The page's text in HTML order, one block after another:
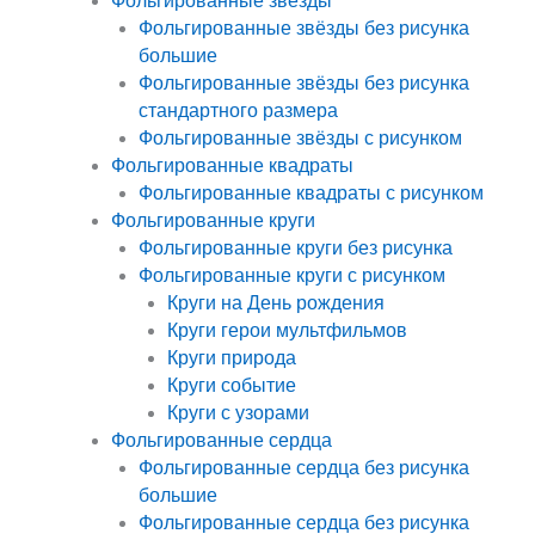
Фольгированные звёзды без рисунка
большие
Фольгированные звёзды без рисунка
стандартного размера
Фольгированные звёзды с рисунком
Фольгированные квадраты
Фольгированные квадраты с рисунком
Фольгированные круги
Фольгированные круги без рисунка
Фольгированные круги с рисунком
Круги на День рождения
Круги герои мультфильмов
Круги природа
Круги событие
Круги с узорами
Фольгированные сердца
Фольгированные сердца без рисунка
большие
Фольгированные сердца без рисунка